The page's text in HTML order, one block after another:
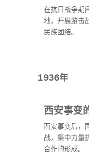
在抗日战争期
地，开展游击
民族团结。
1936年
西安事变
西安事变后，
战，集中力量
合作的形成。